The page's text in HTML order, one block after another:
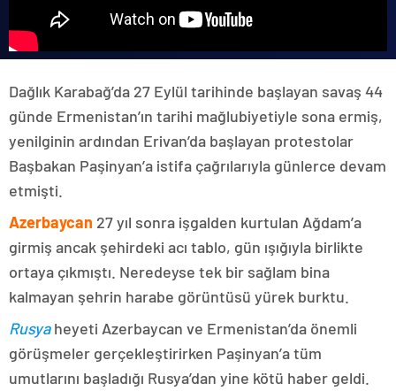
Dağlık Karabağ’da 27 Eylül tarihinde başlayan savaş 44
günde Ermenistan’ın tarihi mağlubiyetiyle sona ermiş,
yenilginin ardından Erivan’da başlayan protestolar
Başbakan Paşinyan’a istifa çağrılarıyla günlerce devam
etmişti.
Azerbaycan 27 yıl sonra işgalden kurtulan Ağdam’a
girmiş ancak şehirdeki acı tablo, gün ışığıyla birlikte
ortaya çıkmıştı. Neredeyse tek bir sağlam bina
kalmayan şehrin harabe görüntüsü yürek burktu.
Rusyaheyeti Azerbaycan ve Ermenistan’da önemli
görüşmeler gerçekleştirirken Paşinyan’a tüm
umutlarını başladığı Rusya’dan yine kötü haber geldi.